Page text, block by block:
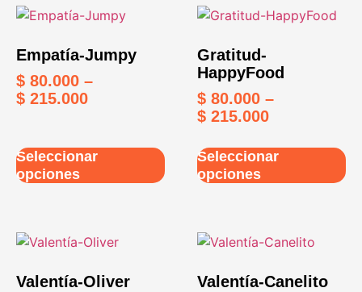
Empatía-Jumpy
$ 80.000 –
$ 215.000
Seleccionar
opciones
Gratitud-
HappyFood
$ 80.000 –
$ 215.000
Seleccionar
opciones
Valentía-Oliver
Valentía-Canelito